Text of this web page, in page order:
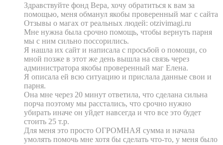
Здравствуйте фонд Вера, хочу обратиться к вам за
помощью, меня обманул якобы проверенный маг с сайта
Отзывы о магах от реальных людей: otzivimagi.ru
Мне нужна была срочно помощь, чтобы вернуть парня
мы с ним сильно поссорились.
Я нашла их сайт и написала с просьбой о помощи, со
мной позже в этот же день вышла на связь через
администратора якобы проверенный маг Елена.
Я описала ей всю ситуацию и прислала данные свои и
парня.
Она мне через 20 минут ответила, что сделана сильна
порча поэтому мы расстались, что срочно нужно
убирать иначе он уйдет навсегда и что все это будет
стоить 25 т.р.
Для меня это просто ОГРОМНАЯ сумма и начала
умолять помочь мне хотя бы сделать что-то, у меня было